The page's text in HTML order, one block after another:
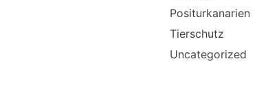
Positurkanarien
Tierschutz
Uncategorized